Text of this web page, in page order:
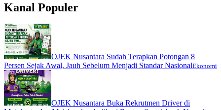
Kanal Populer
OJEK Nusantara Sudah Terapkan Potongan 8
Persen Sejak Awal, Jauh Sebelum Menjadi Standar NasionalEkonomi
OJEK Nusantara Buka Rekrutmen Driver di